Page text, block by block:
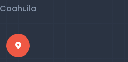
Coahuila